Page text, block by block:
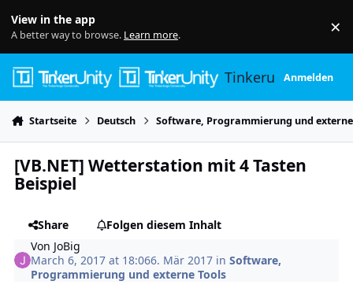
View in the app
A better way to browse. Learn more. ×
TinkerunityAnmelden
Startseite Deutsch Software, Programmierung und
[VB.NET] Wetterstation mit 4 Tasten
Beispiel
Share
Folgen diesem Inhalt
Von JoBig
March 6, 2017 at 18:066. Mär 2017 inSoftware,
Programmierung und externe Tools